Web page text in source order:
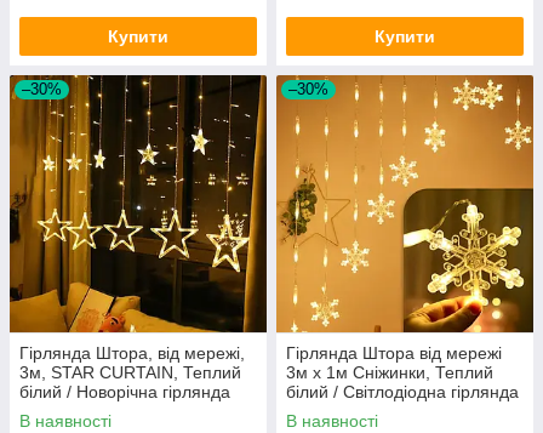
Купити Купити
–30%
Гірлянда Штора, від мережі,
3м, STAR CURTAIN, Теплий
білий / Новорічна гірлянда
зірочки
В наявності
–30%
Гірлянда Штора від мережі
3м х 1м Сніжинки, Теплий
білий / Світлодіодна гірлянда
на вікно / LED гірлянда
В наявності